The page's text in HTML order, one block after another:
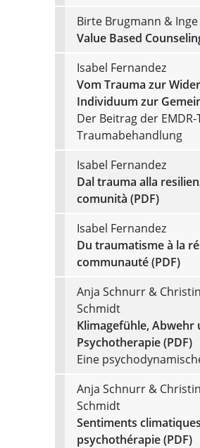
Birte Brugmann &
Value Based
Isabel Fernandez
Vom Trauma zur
Individuum zur
Der Beitrag der
Traumabehandlung
Isabel Fernandez
Dal trauma alla
comunità (PDF)
Isabel Fernandez
Du traumatisme à la
communauté (PDF)
Anja Schnurr &
Schmidt
Klimagefühle,
Psychotherapie (PDF)
Eine
Anja Schnurr &
Schmidt
Sentiments
psychothérapie (PDF)